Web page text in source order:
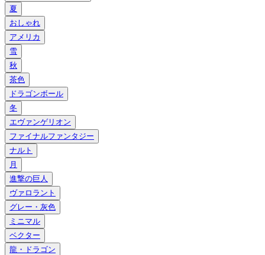
夏
おしゃれ
アメリカ
雪
秋
茶色
ドラゴンボール
冬
エヴァンゲリオン
ファイナルファンタジー
ナルト
月
進撃の巨人
ヴァロラント
グレー・灰色
ミニマル
ベクター
龍・ドラゴン